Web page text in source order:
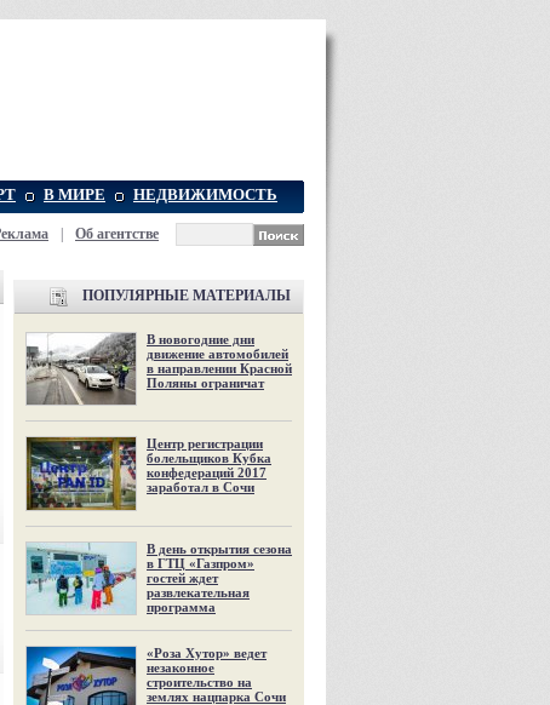
В МИРЕ НЕДВИЖИМОСТЬ
Об агентстве
ПОПУЛЯРНЫЕ МАТЕРИАЛЫ
В новогодние дни
движение автомобилей
в направлении Красной
Поляны ограничат
Центр регистрации
болельщиков Кубка
конфедераций 2017
заработал в Сочи
В день открытия сезона
в ГТЦ «Газпром»
гостей ждет
развлекательная
программа
«Роза Хутор» ведет
незаконное
строительство на
землях нацпарка Сочи